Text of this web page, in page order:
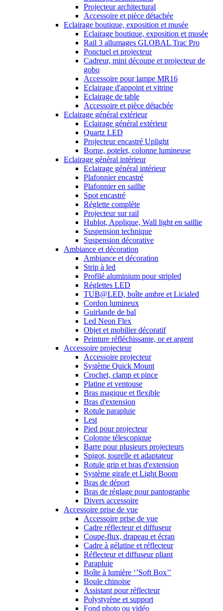
Projecteur architectural
Accessoire et pièce détachée
Eclairage boutique, exposition et musée
Eclairage boutique, exposition et musée
Rail 3 allumages GLOBAL Trac Pro
Ponctuel et projecteur
Cadreur, mini découpe et projecteur de
gobo
Accessoire pour lampe MR16
Eclairage d'appoint et vitrine
Eclairage de table
Accessoire et pièce détachée
Eclairage général extérieur
Eclairage général extérieur
Quartz LED
Projecteur encastré Uplight
Borne, potelet, colonne lumineuse
Eclairage général intérieur
Eclairage général intérieur
Plafonnier encastré
Plafonnier en saillie
Spot encastré
Réglette complète
Projecteur sur rail
Hublot, Applique, Wall light en saillie
Suspension technique
Suspension décorative
Ambiance et décoration
Ambiance et décoration
Strip à led
Profilé aluminium pour stripled
Réglettes LED
TUB@LED, boîte ambre et Licialed
Cordon lumineux
Guirlande de bal
Led Neon Flex
Objet et mobilier décoratif
Peinture réfléchissante, or et argent
Accessoire projecteur
Accessoire projecteur
Système Quick Mount
Crochet, clamp et pince
Platine et ventouse
Bras magique et flexible
Bras d'extension
Rotule parapluie
Lest
Pied pour projecteur
Colonne télescopique
Barre pour plusieurs projecteurs
Spigot, tourelle et adaptateur
Rotule grip et bras d'extension
Système girafe et Light Boom
Bras de déport
Bras de réglage pour pantographe
Divers accessoire
Accessoire prise de vue
Accessoire prise de vue
Cadre réflecteur et diffuseur
Coupe-flux, drapeau et écran
Cadre à gélatine et réflecteur
Réflecteur et diffuseur pliant
Parapluie
Boîte à lumière ‘’Soft Box’’
Boule chinoise
Assistant pour réflecteur
Polystyrène et support
Fond photo ou vidéo